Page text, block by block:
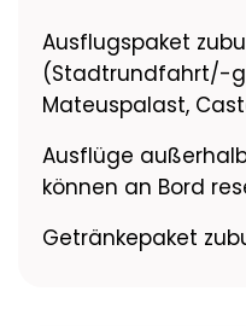
Ausflugspaket
(Stadtrundfahrt/-
Mateuspalast,
Ausflüge
können an Bord
Getränkepaket